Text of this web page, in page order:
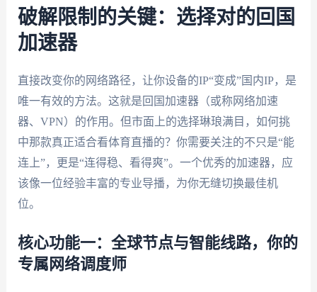
破解限制的关键：选择对的回国
加速器
直接改变你的网络路径，让你设备的IP“变成”国内IP，是
唯一有效的方法。这就是回国加速器（或称网络加速
器、VPN）的作用。但市面上的选择琳琅满目，如何挑
中那款真正适合看体育直播的？你需要关注的不只是“能
连上”，更是“连得稳、看得爽”。一个优秀的加速器，应
该像一位经验丰富的专业导播，为你无缝切换最佳机
位。
核心功能一：全球节点与智能线路，你的
专属网络调度师